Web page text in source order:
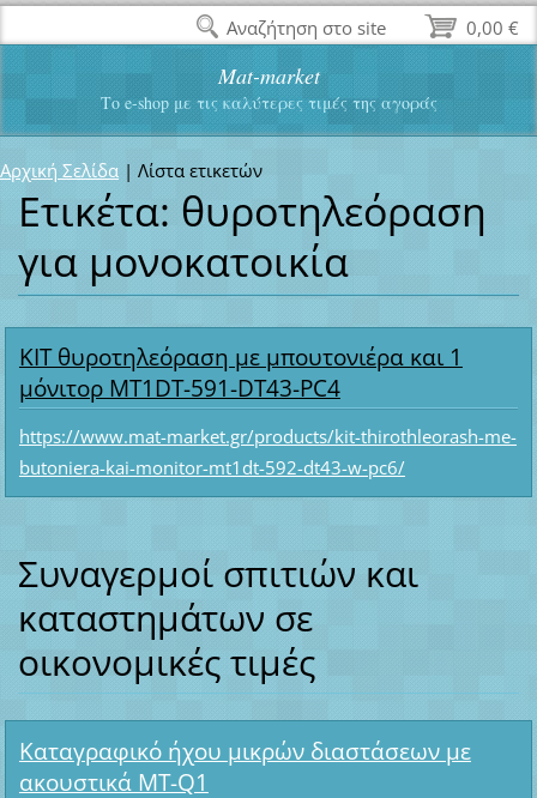
Mat-market
Το e-shop με τις καλύτερες τιμές της αγοράς
Αρχική Σελίδα | Λίστα ετικετών
Ετικέτα: θυροτηλεόραση
για μονοκατοικία
ΚΙΤ θυροτηλεόραση με μπουτονιέρα και 1
μόνιτορ MT1DT-591-DT43-PC4
https://www.mat-market.gr/products/kit-thirothleorash-me-
butoniera-kai-monitor-mt1dt-592-dt43-w-pc6/
Συναγερμοί σπιτιών και
καταστημάτων σε
οικονομικές τιμές
Καταγραφικό ήχου μικρών διαστάσεων με
ακουστικά MT-Q1
0,00 €
Αναζήτηση στο site